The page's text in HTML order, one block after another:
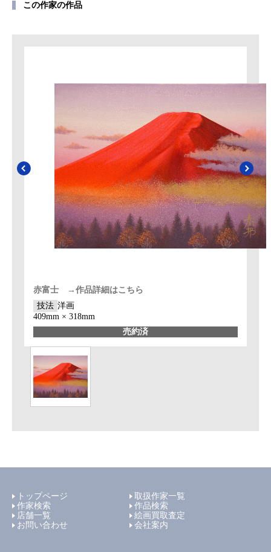
この作家の作品
赤富士 →作品詳細はこちら
技法 洋画
409mm × 318mm
売約済
トップページ
取扱作家一覧
作家検索
作品検索
店舗一覧
絵画買取査定
お問い合わせ
会社案内